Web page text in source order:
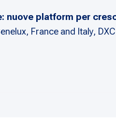
nuove platform per
France and Italy,